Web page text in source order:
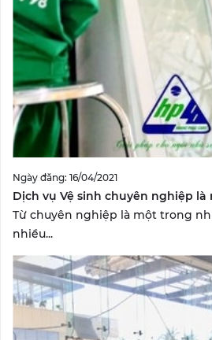
Ngày đăng: 16/04/2021
Dịch vụ Vệ sinh chuyên nghiệp là
Từ chuyên nghiệp là một trong
nhiều...